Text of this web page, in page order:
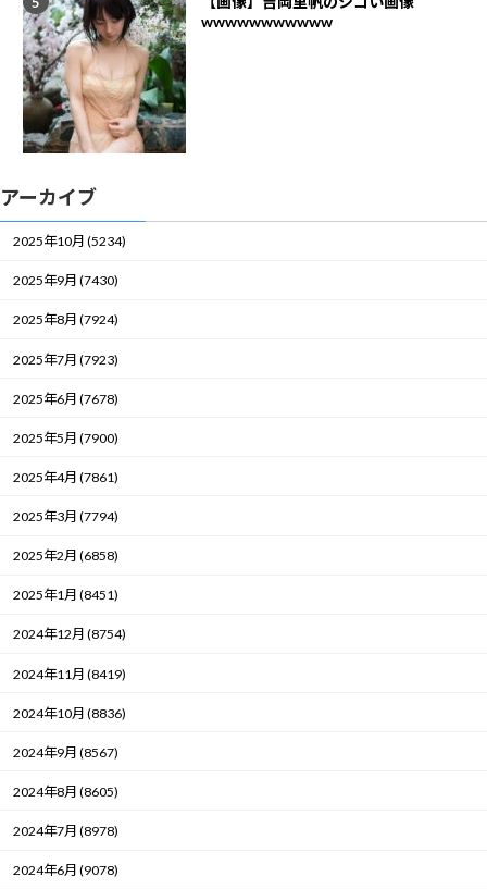
wwwwwwwwwww
アーカイブ
2025年10月 (5234)
2025年9月 (7430)
2025年8月 (7924)
2025年7月 (7923)
2025年6月 (7678)
2025年5月 (7900)
2025年4月 (7861)
2025年3月 (7794)
2025年2月 (6858)
2025年1月 (8451)
2024年12月 (8754)
2024年11月 (8419)
2024年10月 (8836)
2024年9月 (8567)
2024年8月 (8605)
2024年7月 (8978)
2024年6月 (9078)